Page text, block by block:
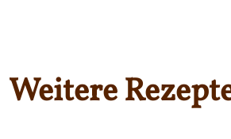
Weitere